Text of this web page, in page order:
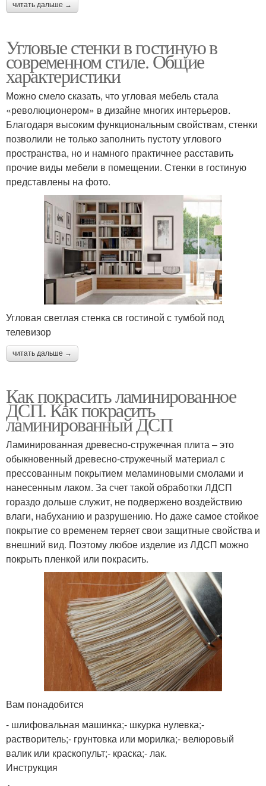
читать дальше →
Угловые стенки в гостиную в
современном стиле. Общие
характеристики
Можно смело сказать, что угловая мебель стала
«революционером» в дизайне многих интерьеров.
Благодаря высоким функциональным свойствам, стенки
позволили не только заполнить пустоту углового
пространства, но и намного практичнее расставить
прочие виды мебели в помещении. Стенки в гостиную
представлены на фото.
Угловая светлая стенка св гостиной с тумбой под
телевизор
читать дальше →
Как покрасить ламинированное
ДСП. Как покрасить
ламинированный ДСП
Ламинированная древесно-стружечная плита – это
обыкновенный древесно-стружечный материал с
прессованным покрытием меламиновыми смолами и
нанесенным лаком. За счет такой обработки ЛДСП
гораздо дольше служит, не подвержено воздействию
влаги, набуханию и разрушению. Но даже самое стойкое
покрытие со временем теряет свои защитные свойства и
внешний вид. Поэтому любое изделие из ЛДСП можно
покрыть пленкой или покрасить.
Вам понадобится
- шлифовальная машинка;- шкурка нулевка;-
растворитель;- грунтовка или морилка;- велюровый
валик или краскопульт;- краска;- лак.
Инструкция